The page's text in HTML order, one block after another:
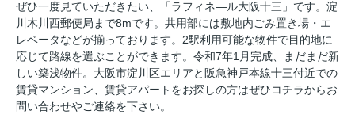
ぜひ一度見ていただきたい、「ラフィネ―ル大阪十三」です。淀
川木川西郵便局まで8mです。共用部には敷地内ごみ置き場・エ
レベータなどが揃っております。2駅利用可能な物件で目的地に
応じて路線を選ぶことができます。令和7年1月完成、まだまだ新
しい築浅物件。大阪市淀川区エリアと阪急神戸本線十三付近での
賃貸マンション、賃貸アパートをお探しの方はぜひコチラからお
問い合わせやご連絡を下さい。